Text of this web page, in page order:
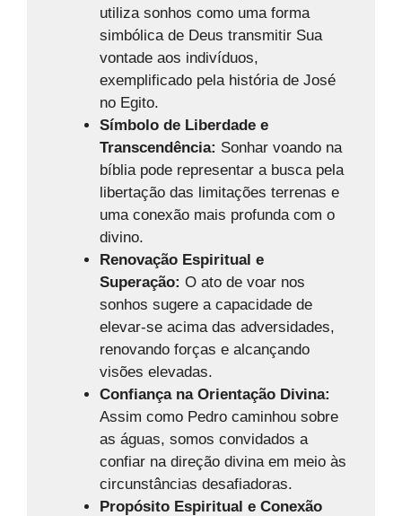
utiliza sonhos como uma forma
simbólica de Deus transmitir Sua
vontade aos indivíduos,
exemplificado pela história de José
no Egito.
Símbolo de Liberdade e
Transcendência: Sonhar voando na
bíblia pode representar a busca pela
libertação das limitações terrenas e
uma conexão mais profunda com o
divino.
Renovação Espiritual e
Superação: O ato de voar nos
sonhos sugere a capacidade de
elevar-se acima das adversidades,
renovando forças e alcançando
visões elevadas.
Confiança na Orientação Divina:
Assim como Pedro caminhou sobre
as águas, somos convidados a
confiar na direção divina em meio às
circunstâncias desafiadoras.
Propósito Espiritual e Conexão